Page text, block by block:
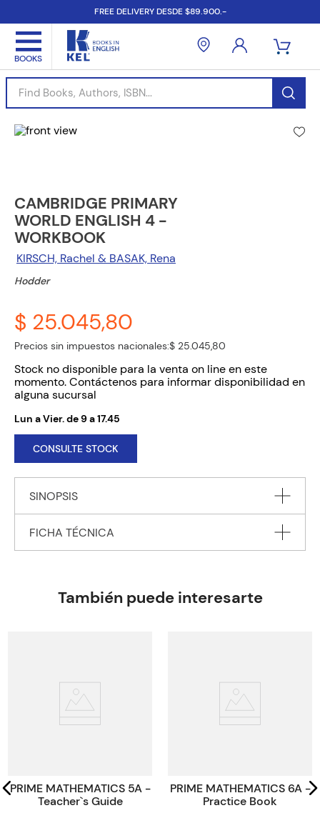
FREE DELIVERY DESDE $89.900.-
Find Books, Authors, ISBN...
CAMBRIDGE PRIMARY
WORLD ENGLISH 4 -
WORKBOOK
KIRSCH, Rachel & BASAK, Rena
Hodder
$ 25.045,80
Precios sin impuestos nacionales:$ 25.045,80
Stock no disponible para la venta on line en este
momento. Contáctenos para informar disponibilidad en
alguna sucursal
Lun a Vier. de 9 a 17.45
CONSULTE STOCK
SINOPSIS
This new serie is for students taking the English second
language exams for Primary.
FICHA TÉCNICA
Editorial HODDER EDUCATION.
9781510467972
Paginas 80
También puede interesarte
PRIME MATHEMATICS 5A -
Teacher`s Guide
PRIME MATHEMATICS 6A -
Practice Book